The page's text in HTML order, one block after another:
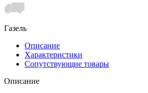
Газель
Описание
Характеристики
Сопутствующие товары
Описание